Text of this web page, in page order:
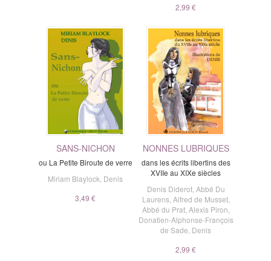
2,99 €
SANS-NICHON
ou La Petite Biroute de verre
Miriam Blaylock, Denis
3,49 €
NONNES LUBRIQUES
dans les écrits libertins des
XVIIe au XIXe siècles
Denis Diderot,Abbé Du
Laurens,Alfred de Musset,
Abbé du Prat,Alexis Piron,
Donatien-Alphonse-François
de Sade, Denis
2,99 €